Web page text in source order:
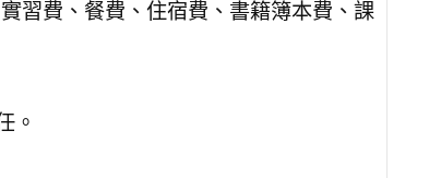
習費、餐費、住宿費、書籍簿本費、課
。